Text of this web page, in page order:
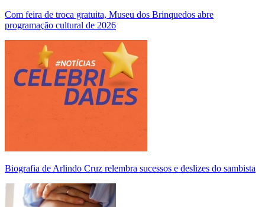
Com feira de troca gratuita, Museu dos Brinquedos abre
programação cultural de 2026
Biografia de Arlindo Cruz relembra sucessos e deslizes do sambista